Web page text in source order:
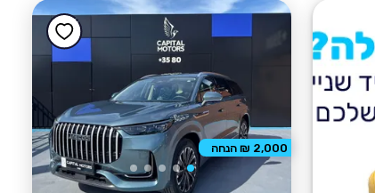
2,000 ₪ הנחה